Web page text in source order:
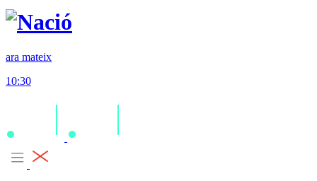
ara mateix
10:30